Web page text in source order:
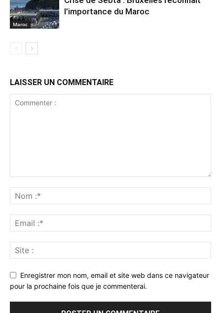
Maroc
l’importance du Maroc
LAISSER UN COMMENTAIRE
Enregistrer mon nom, email et site web dans ce navigateur
pour la prochaine fois que je commenterai.